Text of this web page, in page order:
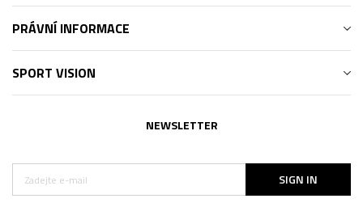
PRÁVNÍ INFORMACE
SPORT VISION
NEWSLETTER
SIGN IN